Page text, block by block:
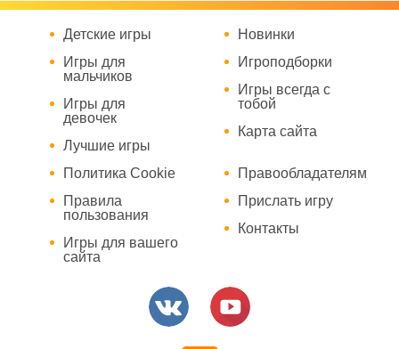
Детские игры
Игры для
мальчиков
Игры для
девочек
Лучшие игры
Новинки
Игроподборки
Игры всегда с
тобой
Карта сайта
Политика Cookie
Правила
пользования
Игры для вашего
сайта
Правообладателям
Прислать игру
Контакты